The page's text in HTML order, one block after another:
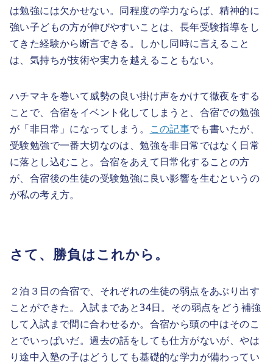
は勉強には欠かせない。同程度の学力ならば、精神的に
強い子どもの方が伸びやすいことは、長年受験指導をし
てきた経験から断言できる。しかし同時に言えること
は、気持ちが技術や実力を越えることもない。
ハチマキを巻いて威勢の良い掛け声をかけて徹夜をする
ことで、合宿をイベント化してしまうと、合宿での勉強
が「非日常」になってしまう。
この記事でも書いたが、
受験勉強で一番大切なのは、勉強を非日常ではなく日常
に落とし込むこと。合宿をあえて日常化することの方
が、合宿後の生徒の受験勉強に良い影響を生むというの
が私の考え方。
さて、勝負はこれから。
２泊３日の合宿で、それぞれの生徒の弱点をあぶり出す
ことができた。入試まであと34日。その弱点をどう補強
して入試まで間に合わせるか。合宿から頭の中はそのこ
とでいっぱいだ。過去の話をしても仕方がないが、やは
り途中入塾の子はどうしても基礎的な学力が備わってい